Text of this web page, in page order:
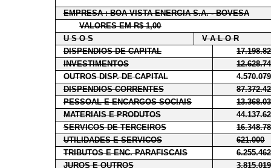
EMPRESA : BOA VISTA ENERGIA S.A. - BOVESA
VALORES EM R$ 1,00
U S O S
V A L O R
DISPENDIOS DE CAPITAL
INVESTIMENTOS
OUTROS DISP. DE CAPITAL
4.570.079
DISPENDIOS CORRENTES
PESSOAL E ENCARGOS SOCIAIS
MATERIAIS E PRODUTOS
SERVICOS DE TERCEIROS
UTILIDADES E SERVICOS
621.000
TRIBUTOS E ENC. PARAFISCAIS
6.255.462
JUROS E OUTROS
3.815.019